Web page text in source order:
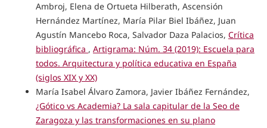
Ambroj, Elena de Ortueta Hilberath, Ascensión
Hernández Martínez, María Pilar Biel Ibáñez, Juan
Agustín Mancebo Roca, Salvador Daza Palacios, Crítica
bibliográfica , Artigrama: Núm. 34 (2019): Escuela para
todos. Arquitectura y política educativa en España
(siglos XIX y XX)
María Isabel Álvaro Zamora, Javier Ibáñez Fernández,
¿Gótico vs Academia? La sala capitular de la Seo de
Zaragoza y las transformaciones en su plano